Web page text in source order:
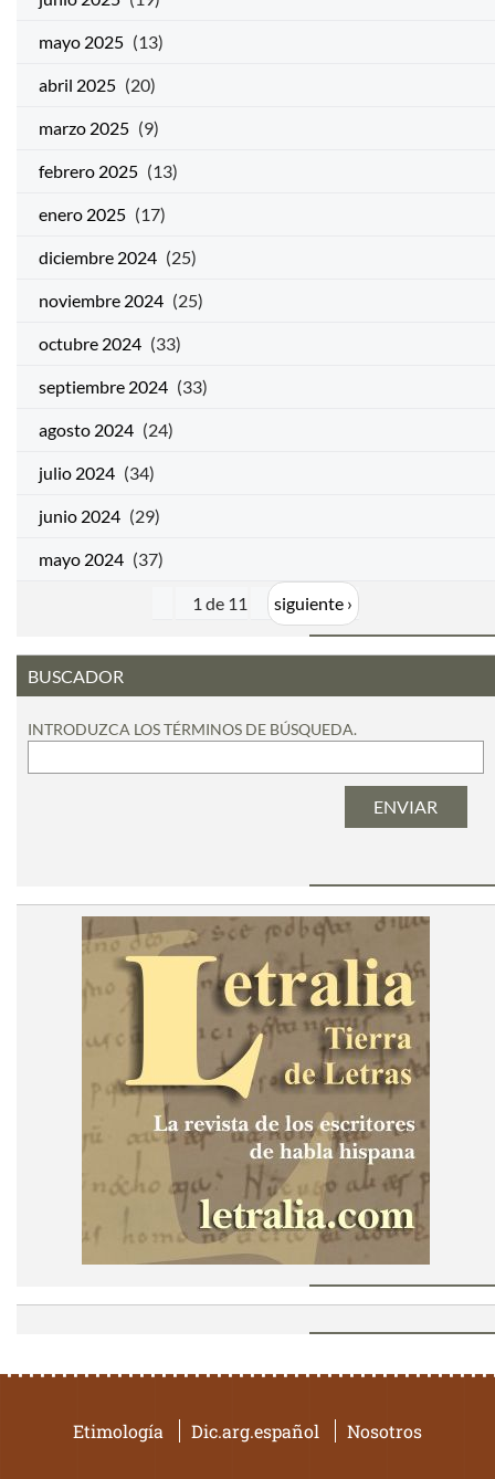
mayo 2025 (13)
abril 2025 (20)
marzo 2025 (9)
febrero 2025 (13)
enero 2025 (17)
diciembre 2024 (25)
noviembre 2024 (25)
octubre 2024 (33)
septiembre 2024 (33)
agosto 2024 (24)
julio 2024 (34)
junio 2024 (29)
mayo 2024 (37)
1 de 11 siguiente ›
BUSCADOR
INTRODUZCA LOS TÉRMINOS DE BÚSQUEDA.
Etimología Dic.arg.español Nosotros